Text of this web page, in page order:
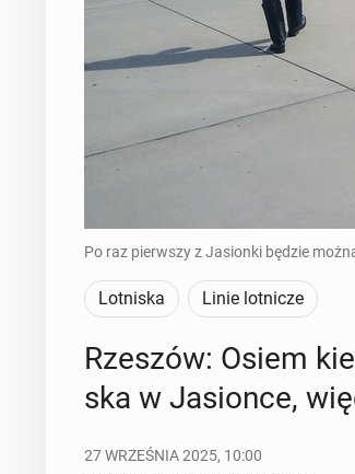
Po raz pierwszy z Jasionki będzie
Lotniska Linie lotnicze
Rzeszów: Osiem
ska w Ja­sion­ce,
27 WRZEŚNIA 2025, 10:00